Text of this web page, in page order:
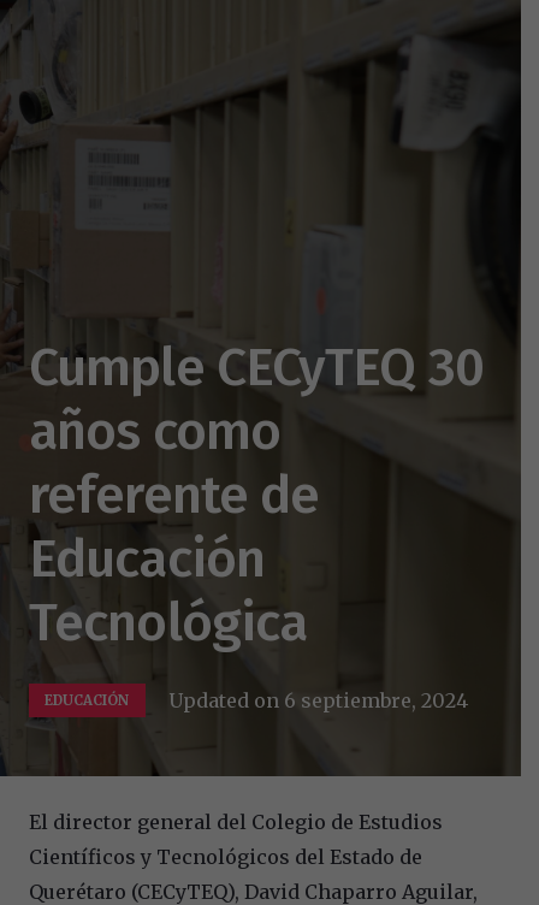
Cumple CECyTEQ 30
años como
referente de
Educación
Tecnológica
EDUCACIÓN Updated on 6 septiembre, 2024
El director general del Colegio de Estudios
Científicos y Tecnológicos del Estado de
Querétaro (CECyTEQ), David Chaparro Aguilar,